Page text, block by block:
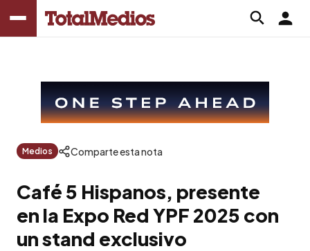
Medios Comparte esta nota
Café 5 Hispanos, presente
en la Expo Red YPF 2025 con
un stand exclusivo